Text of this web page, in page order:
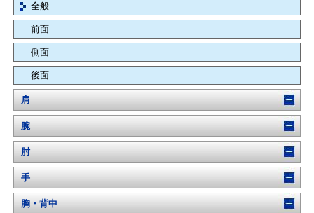
全般
前面
側面
後面
肩
腕
肘
手
胸・背中